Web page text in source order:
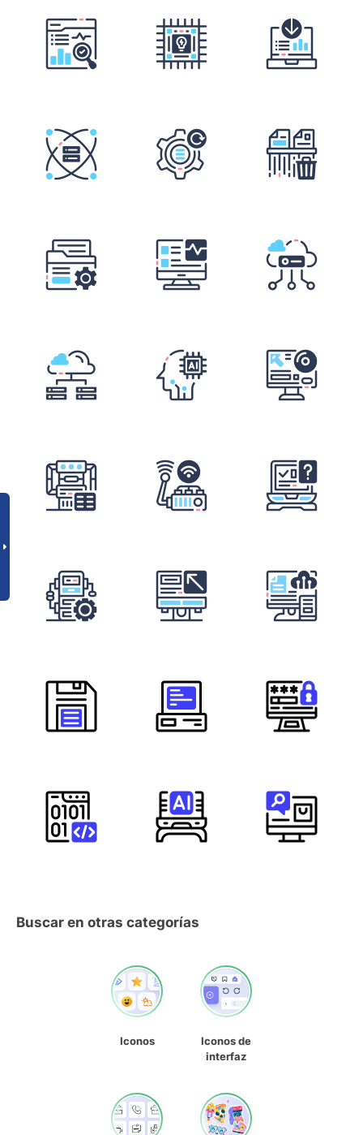
Buscar en otras categorías
Iconos
Iconos de
interfaz